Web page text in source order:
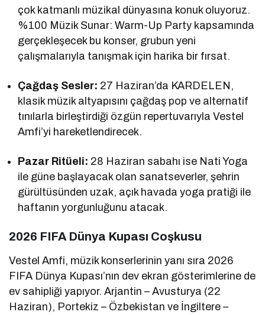
çok katmanlı müzikal dünyasına konuk oluyoruz.
%100 Müzik Sunar: Warm-Up Party kapsamında
gerçekleşecek bu konser, grubun yeni
çalışmalarıyla tanışmak için harika bir fırsat.
Çağdaş Sesler: 27 Haziran’da KARDELEN,
klasik müzik altyapısını çağdaş pop ve alternatif
tınılarla birleştirdiği özgün repertuvarıyla Vestel
Amfi’yi hareketlendirecek.
Pazar Ritüeli: 28 Haziran sabahı ise Nati Yoga
ile güne başlayacak olan sanatseverler, şehrin
gürültüsünden uzak, açık havada yoga pratiği ile
haftanın yorgunluğunu atacak.
2026 FIFA Dünya Kupası Coşkusu
Vestel Amfi, müzik konserlerinin yanı sıra 2026
FIFA Dünya Kupası’nın dev ekran gösterimlerine de
ev sahipliği yapıyor. Arjantin – Avusturya (22
Haziran), Portekiz – Özbekistan ve İngiltere –